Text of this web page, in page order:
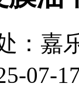
：嘉
07-